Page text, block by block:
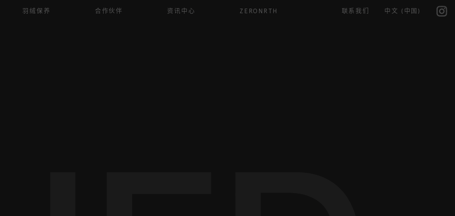
羽绒保养 合作伙伴 资讯中心 ZERONRTH 联系我们 中文 (中国) IG